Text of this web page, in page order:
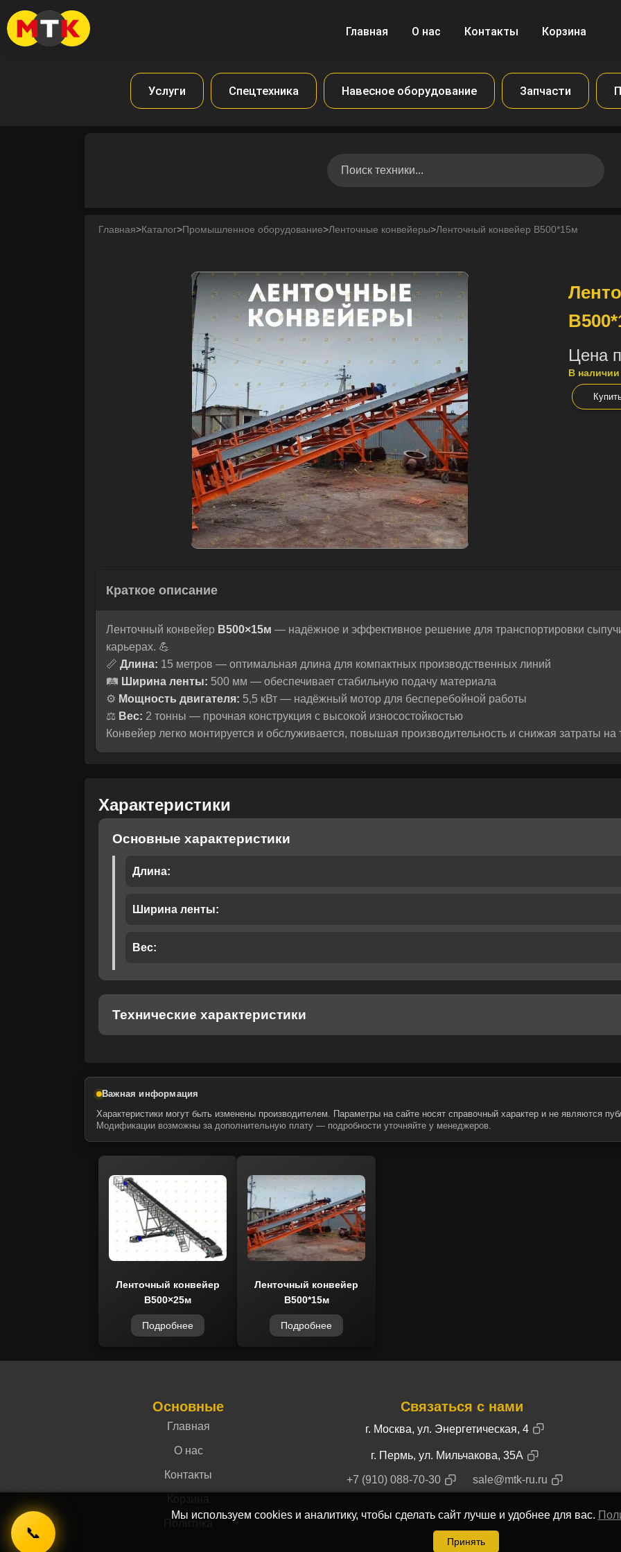
Мы понимаем, как важно принять правильное решение. Если вы
поможем разобраться и предложим лучшее решение для
Главная О нас Контакты Корзина
Услуги Спецтехника Навесное оборудование Запчасти
Главная>Каталог>Промышленное оборудование>Ленточные конвейеры>Ленточный конвейер B500*15м
Цена
В наличии
Краткое описание
Ленточный конвейер B500×15м — надёжное и эффективное решение для транспортировки
карьерах. 💪
📏 Длина: 15 метров — оптимальная длина для компактных производственных линий
🛤️ Ширина ленты: 500 мм — обеспечивает стабильную подачу материала
⚙️ Мощность двигателя: 5,5 кВт — надёжный мотор для бесперебойной работы
⚖️ Вес: 2 тонны — прочная конструкция с высокой износостойкостью
Конвейер легко монтируется и обслуживается, повышая производительность и снижая затраты
Характеристики
Основные характеристики
Длина:
Ширина ленты:
Вес:
Технические характеристики
Важная информация
Характеристики могут быть изменены производителем. Параметры на сайте носят справочный характер и не являются
Модификации возможны за дополнительную плату — подробности уточняйте у менеджеров.
Ленточный конвейер
B500×25м
Подробнее
Ленточный конвейер
B500*15м
Подробнее
Основные
Главная
О нас
Контакты
Связаться с нами
г. Москва, ул. Энергетическая, 4
г. Пермь, ул. Мильчакова, 35А
+7 (910) 088-70-30 sale@mtk-ru.ru
📞
Мы используем cookies и аналитику, чтобы сделать сайт лучше и удобнее для вас.
Принять